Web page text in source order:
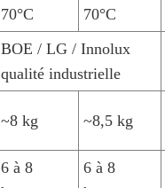
70°C
70°C
BOE / LG / Innolux
qualité industrielle
~8 kg ~8,5 kg
6 à 8
6 à 8